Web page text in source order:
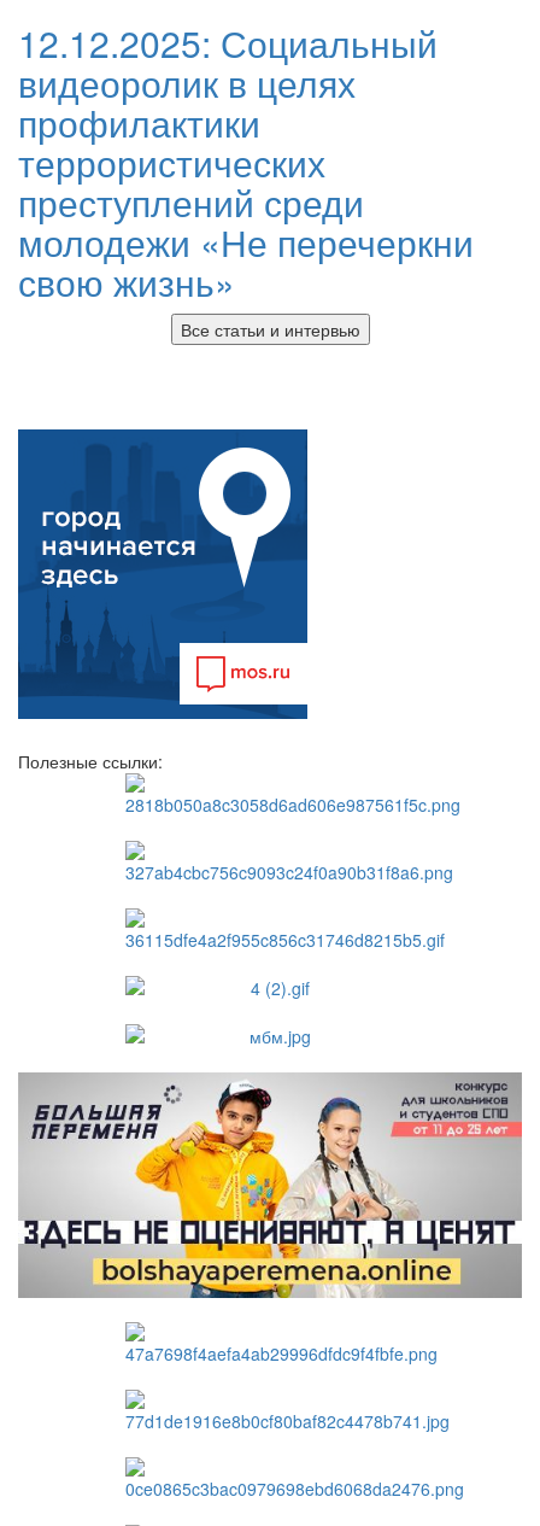
12.12.2025: Социальный
видеоролик в целях
профилактики
террористических
преступлений среди
молодежи «Не перечеркни
свою жизнь»
Все статьи и интервью
Полезные ссылки: